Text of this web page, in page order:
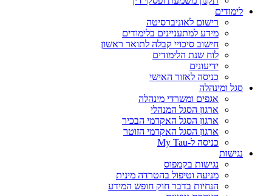
לימודים
רישום לאוניברסיטה
מידע למתעניינים בלימודים
חישוב סיכויי קבלה לתואר ראשון
לוח שנת הלימודים
ידיעונים
כניסה לאזור האישי
סגל ומינהלה
אגפים ומשרדי מינהלה
ארגון הסגל המנהלי
ארגון הסגל האקדמי הבכיר
ארגון הסגל האקדמי הזוטר
כניסה ל-My Tau
נגישות
נגישות בקמפוס
מניעה וטיפול בהטרדה מינית
הנחיות בדבר חוק חופש המידע